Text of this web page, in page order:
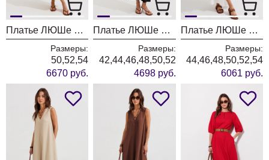
Платье ЛЮШе 4412 желтый
Размеры:
50,52,54
6670 руб.
Платье ЛЮШе 4429 черный
Размеры:
42,44,46,48,50,52
4698 руб.
Платье ЛЮШе 4419 белый
Размеры:
44,46,48,50,52,54
6061 руб.